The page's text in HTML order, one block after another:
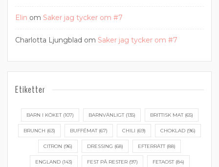
Elin om Saker jag tycker om #7
Charlotta Ljungblad om Saker jag tycker om #7
Etiketter
BARN I KÖKET(107) BARNVÄNLIGT(135) BRITTISK MAT(65)
BRUNCH (63) BUFFÉMAT(67) CHILI (69) CHOKLAD (96)
CITRON (96) DRESSING (68) EFTERRÄTT(88)
ENGLAND(143) FEST PÅ RESTER(97) FETAOST(84)